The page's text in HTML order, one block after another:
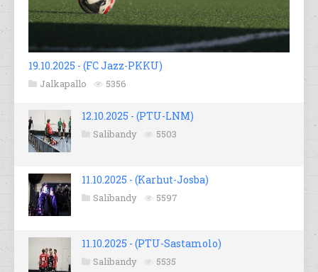
19.10.2025 - (FC Jazz-PKKU)
Jalkapallo 5356
12.10.2025 - (PTU-LNM)
Salibandy 5503
11.10.2025 - (Karhut-Josba)
Salibandy 5597
11.10.2025 - (PTU-Sastamolo)
Salibandy 5535